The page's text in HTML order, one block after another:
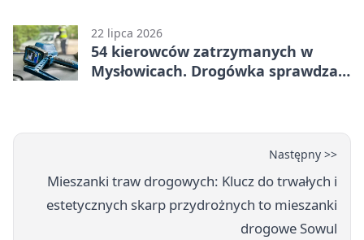
22 lipca 2026
54 kierowców zatrzymanych w
Mysłowicach. Drogówka sprawdzała
Następny >>
Mieszanki traw drogowych: Klucz do trwałych i
estetycznych skarp przydrożnych to mieszanki
drogowe Sowul